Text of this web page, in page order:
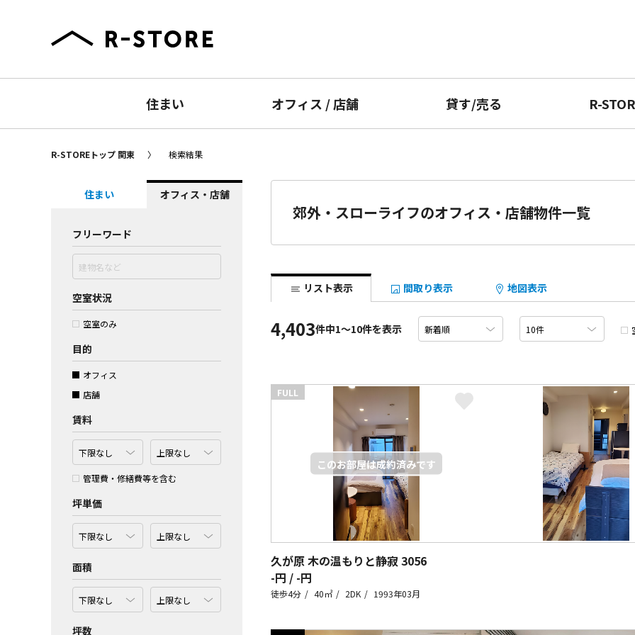
住まい オフィス /店舗 貸す/売る R-
R-STOREトップ 関東 検索結果
住まい オフィス・店舗
フリーワード
空室状況
空室のみ
目的
オフィス
店舗
賃料
管理費・修繕費等を含む
坪単価
面積
坪数
郊外・スローライフのオフィス・店舗物件一覧
リスト表示 間取り表示 地図表示
4,403件中1〜10件を表示
FULL
久が原 木の温もりと静寂 3056
-円 / -円
徒歩4分 40㎡ 2DK 1993年03月